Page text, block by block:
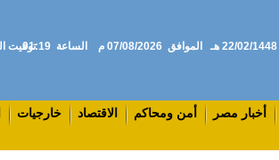
22/02/1448 هـ الموافق 07/08/2026 م الساعة 01:19
توقيت
أخبار مصر أمن ومحاكم الاقتصاد خارجيات